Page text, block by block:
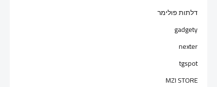
דלתות פולימר
gadgety
nexter
tgspot
MZI STORE